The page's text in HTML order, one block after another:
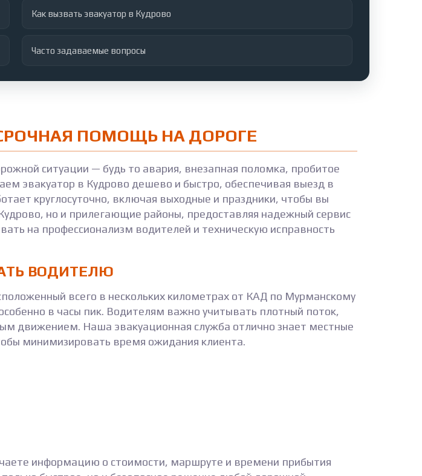
Как вызвать эвакуатор в Кудрово
Часто задаваемые вопросы
ПОМОЩЬ НА ДОРОГЕ
ситуации — будь то авария, внезапная поломка, пробитое
эвакуатор в Кудрово дешево и быстро, обеспечивая выезд в
круглосуточно, включая выходные и праздники, чтобы вы
но и прилегающие районы, предоставляя надежный сервис
на профессионализм водителей и техническую исправность
ВОДИТЕЛЮ
всего в нескольких километрах от КАД по Мурманскому
в часы пик. Водителям важно учитывать плотный поток,
движением. Наша эвакуационная служба отлично знает местные
минимизировать время ожидания клиента.
информацию о стоимости, маршруте и времени прибытия